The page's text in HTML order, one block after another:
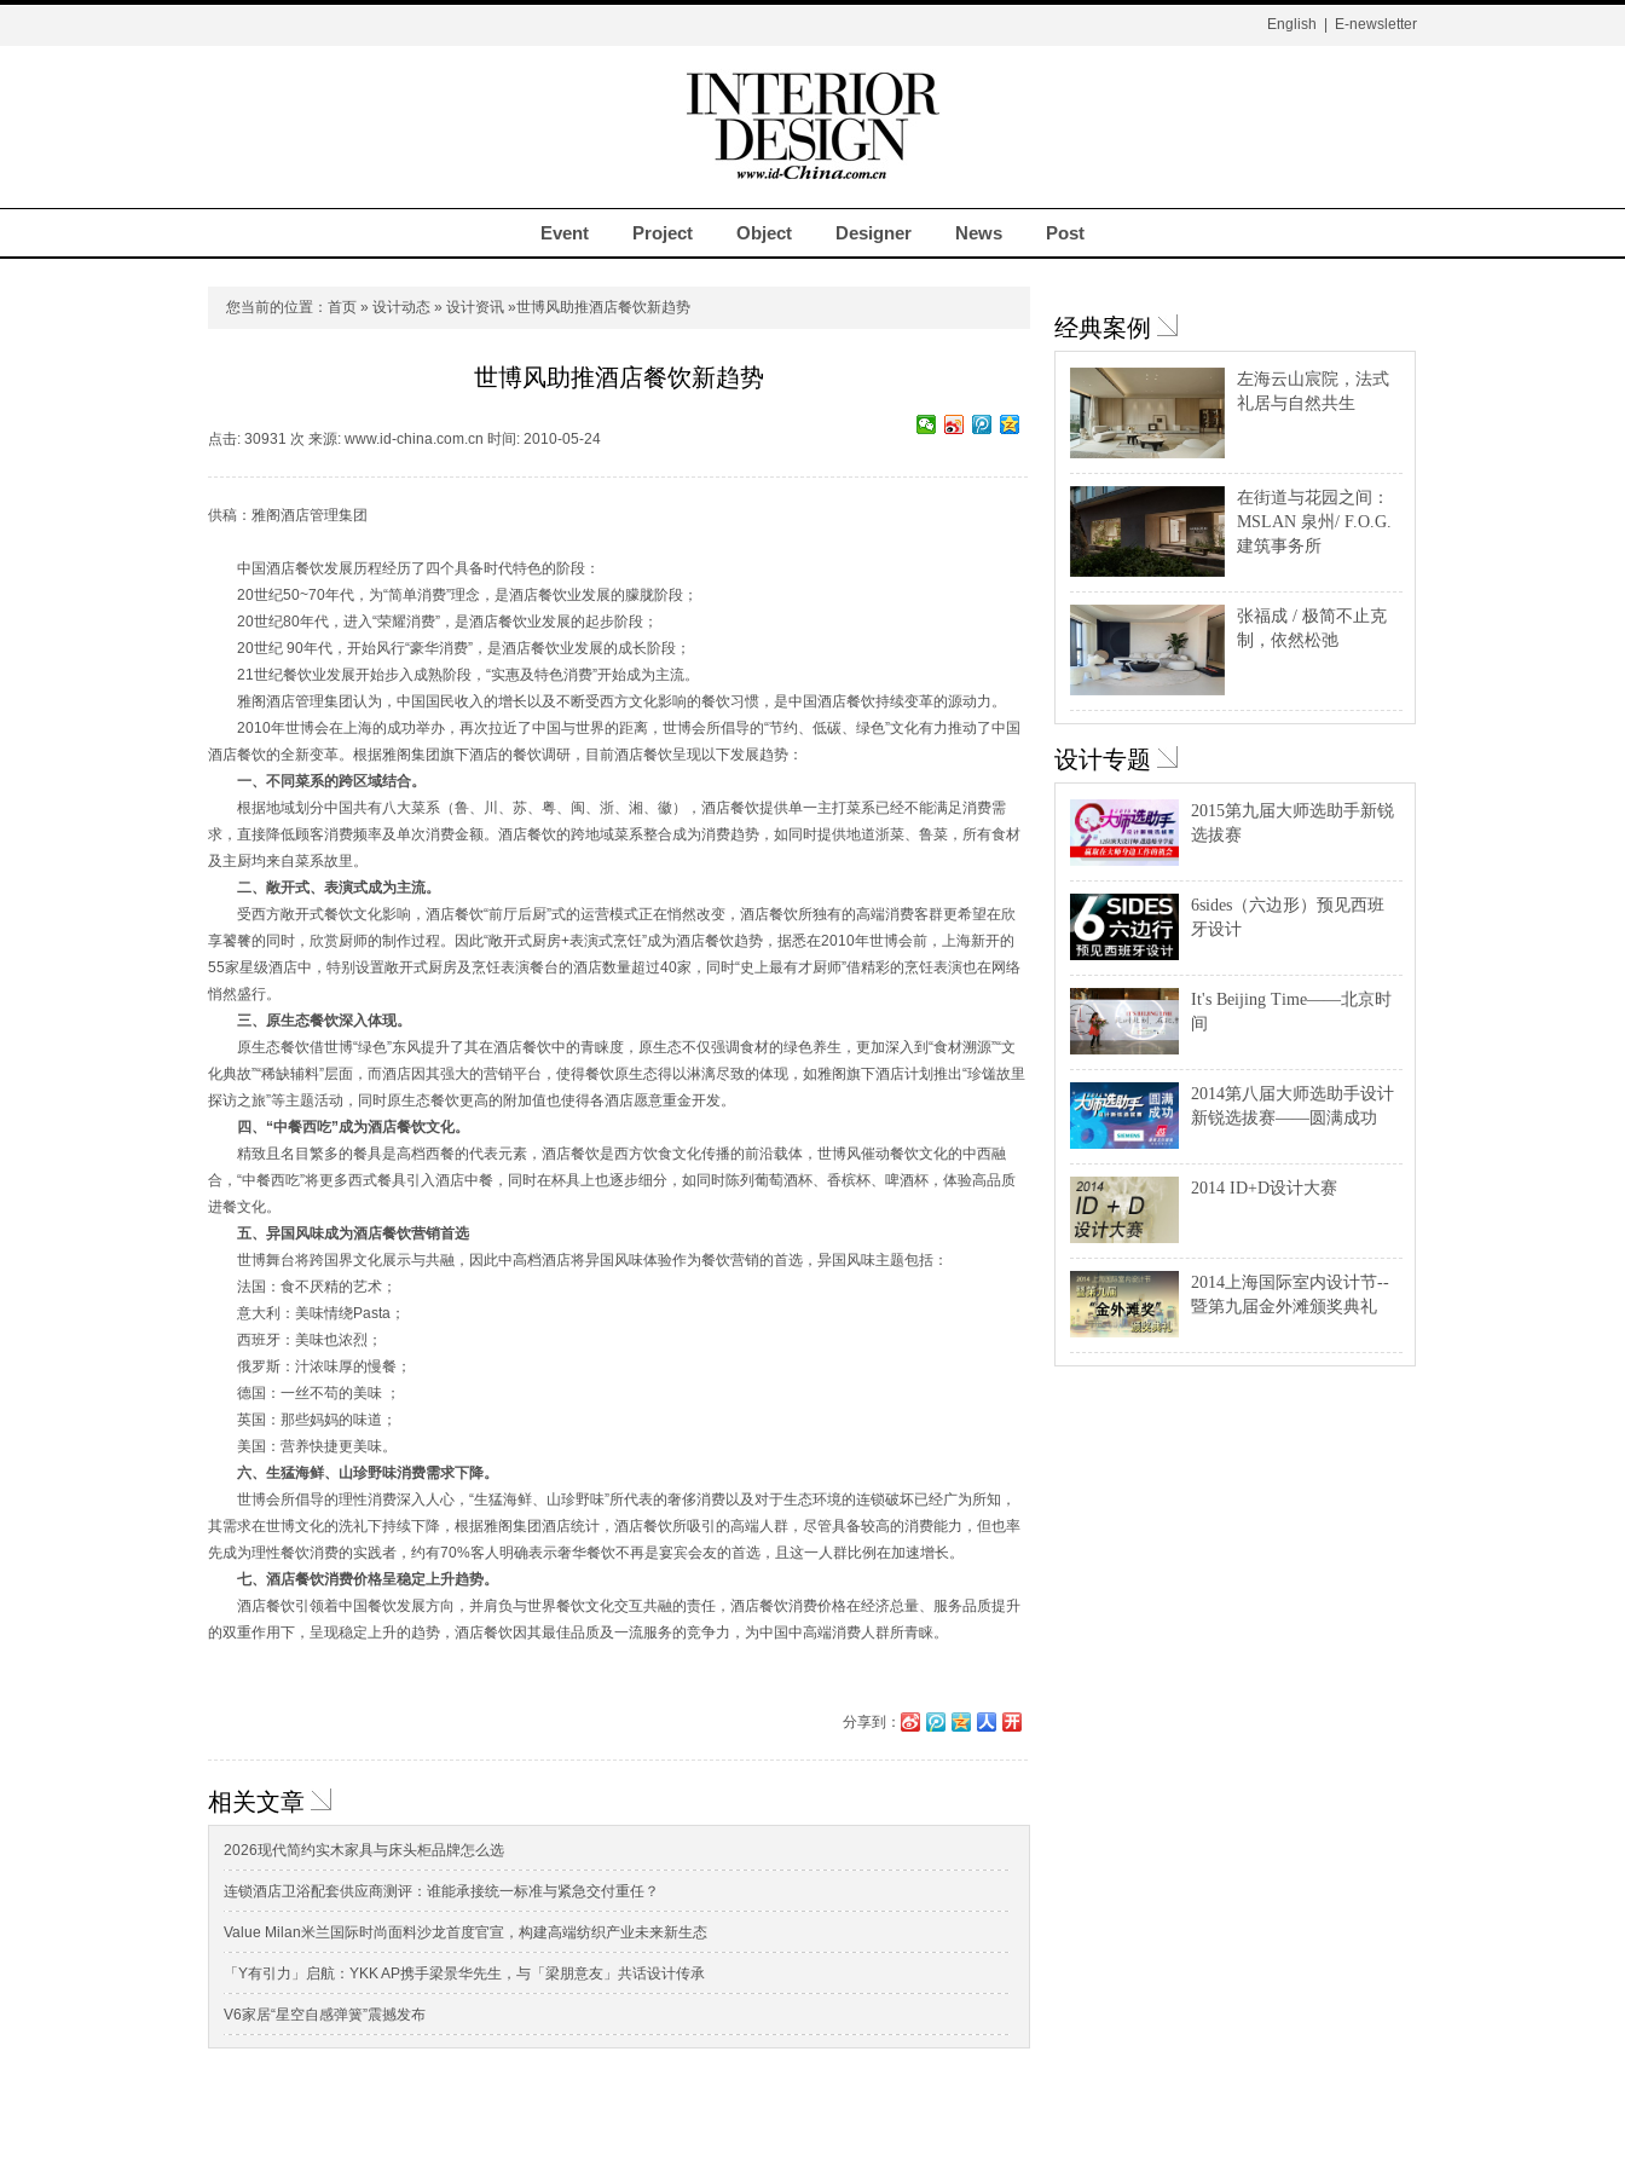
English E-newsletter
Event Project Object Designer News Post
您当前的位置： 首页 » 设计动态 » 设计资讯 »世博风助推酒店餐饮新趋势
世博风助推酒店餐饮新趋势
点击: 30931 次 来源: www.id-china.com.cn 时间: 2010-05-24
供稿：雅阁酒店管理集团
中国酒店餐饮发展历程经历了四个具备时代特色的阶段：
20世纪50~70年代，为“简单消费”理念，是酒店餐饮业发展的朦胧阶段；
20世纪80年代，进入“荣耀消费”，是酒店餐饮业发展的起步阶段；
20世纪 90年代，开始风行“豪华消费”，是酒店餐饮业发展的成长阶段；
21世纪餐饮业发展开始步入成熟阶段，“实惠及特色消费”开始成为主流。
雅阁酒店管理集团认为，中国国民收入的增长以及不断受西方文化影响的餐饮习惯，是中国酒店餐饮持续变革的源动力。
2010年世博会在上海的成功举办，再次拉近了中国与世界的距离，世博会所倡导的“节约、低碳、绿色”文化有力推动了中国
酒店餐饮的全新变革。根据雅阁集团旗下酒店的餐饮调研，目前酒店餐饮呈现以下发展趋势：
一、不同菜系的跨区域结合。
根据地域划分中国共有八大菜系（鲁、川、苏、粤、闽、浙、湘、徽），酒店餐饮提供单一主打菜系已经不能满足消费需
求，直接降低顾客消费频率及单次消费金额。酒店餐饮的跨地域菜系整合成为消费趋势，如同时提供地道浙菜、鲁菜，所有食材
及主厨均来自菜系故里。
二、敞开式、表演式成为主流。
受西方敞开式餐饮文化影响，酒店餐饮“前厅后厨”式的运营模式正在悄然改变，酒店餐饮所独有的高端消费客群更希望在欣
享饕餮的同时，欣赏厨师的制作过程。因此“敞开式厨房+表演式烹饪”成为酒店餐饮趋势，据悉在2010年世博会前，上海新开的
55家星级酒店中，特别设置敞开式厨房及烹饪表演餐台的酒店数量超过40家，同时“史上最有才厨师”借精彩的烹饪表演也在网络
悄然盛行。
三、原生态餐饮深入体现。
原生态餐饮借世博“绿色”东风提升了其在酒店餐饮中的青睐度，原生态不仅强调食材的绿色养生，更加深入到“食材溯源”“文
化典故”“稀缺辅料”层面，而酒店因其强大的营销平台，使得餐饮原生态得以淋漓尽致的体现，如雅阁旗下酒店计划推出“珍馐故里
探访之旅”等主题活动，同时原生态餐饮更高的附加值也使得各酒店愿意重金开发。
四、“中餐西吃”成为酒店餐饮文化。
精致且名目繁多的餐具是高档西餐的代表元素，酒店餐饮是西方饮食文化传播的前沿载体，世博风催动餐饮文化的中西融
合，“中餐西吃”将更多西式餐具引入酒店中餐，同时在杯具上也逐步细分，如同时陈列葡萄酒杯、香槟杯、啤酒杯，体验高品质
进餐文化。
五、异国风味成为酒店餐饮营销首选
世博舞台将跨国界文化展示与共融，因此中高档酒店将异国风味体验作为餐饮营销的首选，异国风味主题包括：
法国：食不厌精的艺术；
意大利：美味情绕Pasta；
西班牙：美味也浓烈；
俄罗斯：汁浓味厚的慢餐；
德国：一丝不苟的美味 ；
英国：那些妈妈的味道；
美国：营养快捷更美味。
六、生猛海鲜、山珍野味消费需求下降。
世博会所倡导的理性消费深入人心，“生猛海鲜、山珍野味”所代表的奢侈消费以及对于生态环境的连锁破坏已经广为所知，
其需求在世博文化的洗礼下持续下降，根据雅阁集团酒店统计，酒店餐饮所吸引的高端人群，尽管具备较高的消费能力，但也率
先成为理性餐饮消费的实践者，约有70%客人明确表示奢华餐饮不再是宴宾会友的首选，且这一人群比例在加速增长。
七、酒店餐饮消费价格呈稳定上升趋势。
酒店餐饮引领着中国餐饮发展方向，并肩负与世界餐饮文化交互共融的责任，酒店餐饮消费价格在经济总量、服务品质提升
的双重作用下，呈现稳定上升的趋势，酒店餐饮因其最佳品质及一流服务的竞争力，为中国中高端消费人群所青睐。
分享到：
相关文章
2026现代简约实木家具与床头柜品牌怎么选
连锁酒店卫浴配套供应商测评：谁能承接统一标准与紧急交付重任？
Value Milan米兰国际时尚面料沙龙首度官宣，构建高端纺织产业未来新生态
「Y有引力」启航：YKK AP携手梁景华先生，与「梁朋意友」共话设计传承
V6家居“星空自感弹簧”震撼发布
经典案例
左海云山宸院，法式
礼居与自然共生
在街道与花园之间：
MSLAN 泉州/ F.O.G.
建筑事务所
张福成 / 极简不止克
制，依然松弛
设计专题
2015第九届大师选助手新锐
选拔赛
6sides（六边形）预见西班
牙设计
It's Beijing Time——北京时
间
2014第八届大师选助手设计
新锐选拔赛——圆满成功
2014 ID+D设计大赛
2014上海国际室内设计节--
暨第九届金外滩颁奖典礼